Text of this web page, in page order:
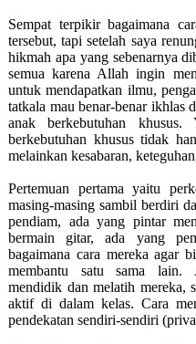
Sempat terpikir bagaimana
tersebut, tapi setelah saya
hikmah apa yang sebenarnya
semua karena Allah ingin
untuk mendapatkan ilmu,
tatkala mau benar-benar ikhlas
anak berkebutuhan
berkebutuhan khusus tidak
melainkan kesabaran,
Pertemuan pertama yaitu
masing-masing sambil berdiri
pendiam, ada yang pintar
bermain gitar, ada yang
bagaimana cara mereka agar
membantu satu sama lain.
mendidik dan melatih mereka,
aktif di dalam kelas. Cara
pendekatan sendiri-sendiri